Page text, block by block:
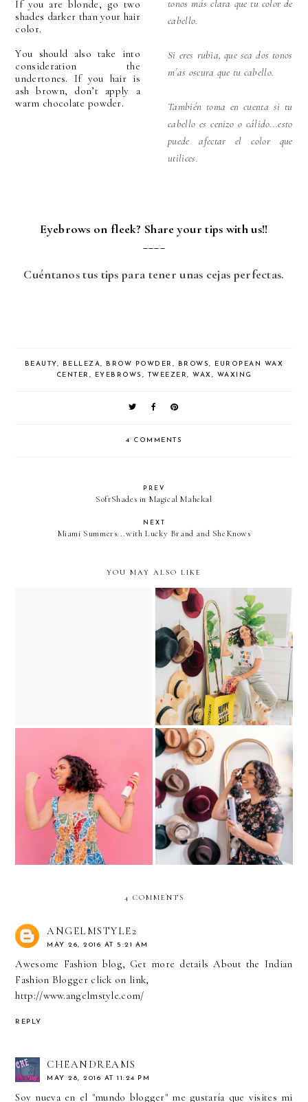
If you are blonde, go two
shades darker than your hair
color.
You should also take into
consideration the
undertones. If you hair is
ash brown, don’t apply a
warm chocolate powder.
tonos más clara que tu color de
cabello.
Si eres rubia, que sea dos tonos
m´as oscura que tu cabello.
También toma en cuenta si tu
cabello es cenizo o cálido...esto
puede afectar el color que
utilices.
Eyebrows on fleek? Share your tips with us!!
Cuéntanos tus tips para tener unas cejas perfectas.
BEAUTY, BELLEZA, BROW POWDER , BROWS, EUROPEAN WAX
CENTER , EYEBROWS , TWEEZER, WAX, WAXING
4 COMMENTS
PREV
SoftShades in Magical Mahekal
NEXT
Miami Summers...with Lucky Brand and SheKnows
YOU MAY ALSO LIKE
My Nordstrom Beauty
Anniversary Sale picks
Non-wash HAIR
ROUTINE…GOING
WATERLESS
Curls ANYTIME
ANYWHERE...with Conair
4 COMMENTS
ANGELMSTYLE2
MAY 26, 2016 AT 5:21 AM
Awesome Fashion blog, Get more details About the Indian
Fashion Blogger click on link,
http://www.angelmstyle.com/
REPLY
CHEANDREAMS
MAY 28, 2016 AT 11:24 PM
Soy nueva en el "mundo blogger" me gustaría que visites mi